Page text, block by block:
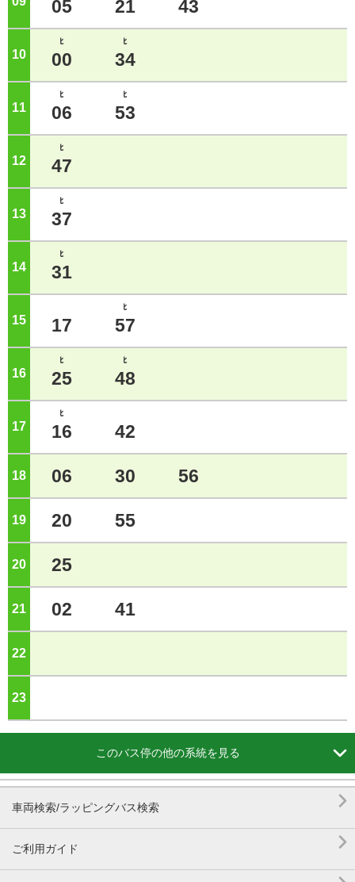
05 21 43
10
ﾋ
00
ﾋ
34
11
ﾋ
06
ﾋ
53
12
ﾋ
47
13
ﾋ
37
14
ﾋ
31
15 17
ﾋ
57
16
ﾋ
25
ﾋ
48
17
ﾋ
16 42
18 06 30 56
19 20 55
20 25
21 02 41
22
23
このバス停の他の系統を見る 
車両検索/ラッピングバス検索 
ご利用ガイド
